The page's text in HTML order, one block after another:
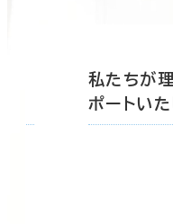
私たちが
ポートい